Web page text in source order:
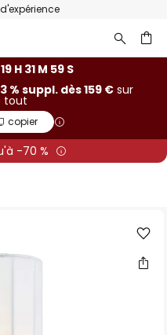
H 31 M 59 S
% suppl. dès 159 €sur
tout
copier
-70 %